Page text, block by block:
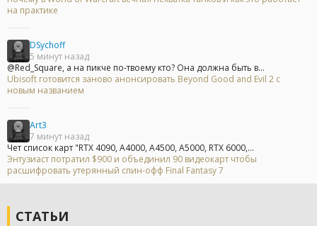
на практике
DSychoff
5 минут назад
@Red_Square, а на пикче по-твоему кто? Она должна быть в...
Ubisoft готовится заново анонсировать Beyond Good and Evil 2 с
новым названием
Art3
7 минут назад
Чет список карт "RTX 4090, A4000, A4500, A5000, RTX 6000,...
Энтузиаст потратил $900 и объединил 90 видеокарт чтобы
расшифровать утерянный спин-офф Final Fantasy 7
СТАТЬИ